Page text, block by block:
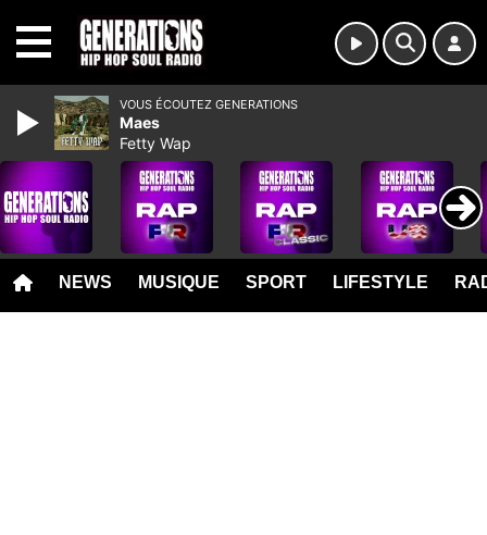
NEWS MUSIQUE SPORT LIFESTYLE
VOUS ÉCOUTEZ GENERATIONS
Maes
Fetty Wap